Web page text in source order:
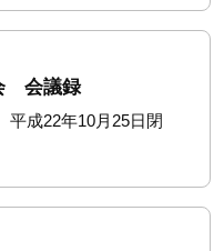
会議録
成22年10月25日閉